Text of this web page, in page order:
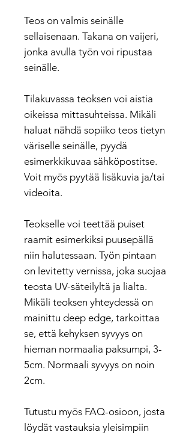
Teos on valmis seinälle
sellaisenaan. Takana on vaijeri,
jonka avulla työn voi ripustaa
seinälle.
Tilakuvassa teoksen voi aistia
oikeissa mittasuhteissa. Mikäli
haluat nähdä sopiiko teos tietyn
väriselle seinälle, pyydä
esimerkkikuvaa sähköpostitse.
Voit myös pyytää lisäkuvia ja/tai
videoita.
Teokselle voi teettää puiset
raamit esimerkiksi puusepällä
niin halutessaan. Työn pintaan
on levitetty vernissa, joka suojaa
teosta UV-säteilyltä ja lialta.
Mikäli teoksen yhteydessä on
mainittu deep edge, tarkoittaa
se, että kehyksen syvyys on
hieman normaalia paksumpi, 3-
5cm. Normaali syvyys on noin
2cm.
Tutustu myös FAQ-osioon, josta
löydät vastauksia yleisimpiin